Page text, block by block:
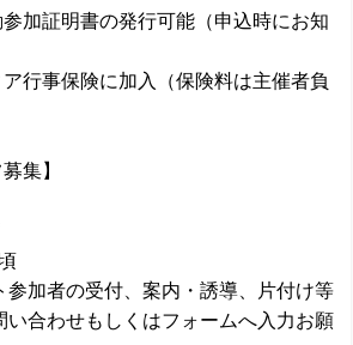
加証明書の発行可能（申込時にお知
行事保険に加入（保険料は主催者負
集】
参加者の受付、案内・誘導、片付け等
い合わせもしくはフォームへ入力お願